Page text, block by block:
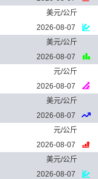
美元/公斤
2026-08-07
美元/公斤
2026-08-07
元/公斤
2026-08-07
美元/公斤
2026-08-07
元/公斤
2026-08-07
美元/公斤
2026-08-07